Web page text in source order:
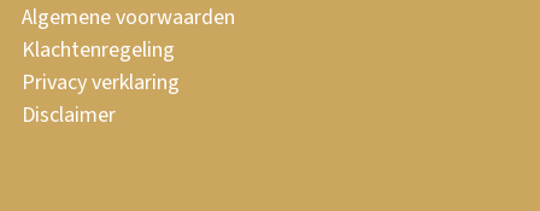
Algemene voorwaarden
Klachtenregeling
Privacy verklaring
Disclaimer